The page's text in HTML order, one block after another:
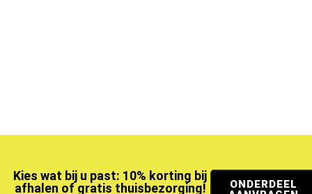
Kies wat bij u past: 10% korting bij
afhalen of gratis thuisbezorging!
ONDERDEEL